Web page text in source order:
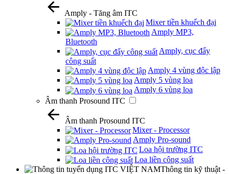
Amply - Tăng âm ITC
Mixer tiền khuếch đại
Amply MP3,
Bluetooth
Amply, cục đẩy
công suất
Amply 4 vùng độc lập
Amply 5 vùng loa
Amply 6 vùng loa
Âm thanh Prosound ITC
Âm thanh Prosound ITC
Mixer - Processor
Amply Pro-sound
Loa hội trường ITC
Loa liền công suất
Thông tin kỹ thuật -